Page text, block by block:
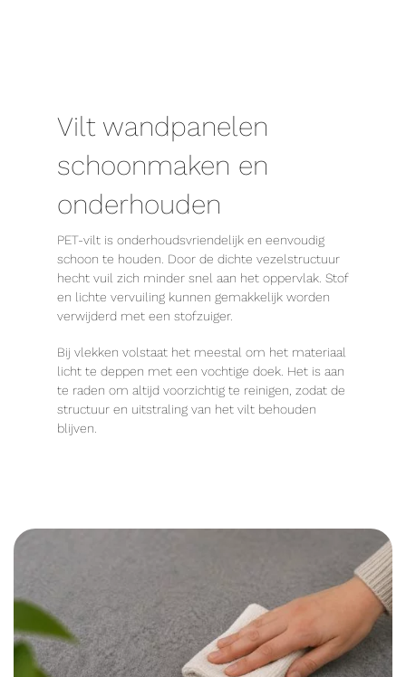
Vilt wandpanelen
schoonmaken en
onderhouden
PET-vilt is onderhoudsvriendelijk en eenvoudig
schoon te houden. Door de dichte vezelstructuur
hecht vuil zich minder snel aan het oppervlak. Stof
en lichte vervuiling kunnen gemakkelijk worden
verwijderd met een stofzuiger.
Bij vlekken volstaat het meestal om het materiaal
licht te deppen met een vochtige doek. Het is aan
te raden om altijd voorzichtig te reinigen, zodat de
structuur en uitstraling van het vilt behouden
blijven.